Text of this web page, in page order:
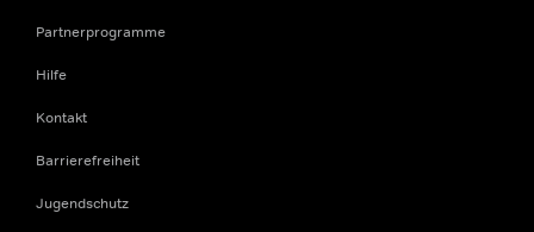
Partnerprogramme
Hilfe
Kontakt
Barrierefreiheit
Jugendschutz